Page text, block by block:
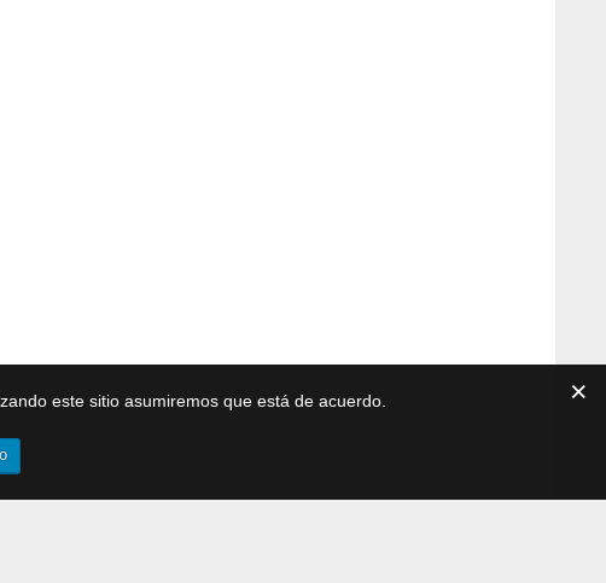
este sitio asumiremos que está de acuerdo.